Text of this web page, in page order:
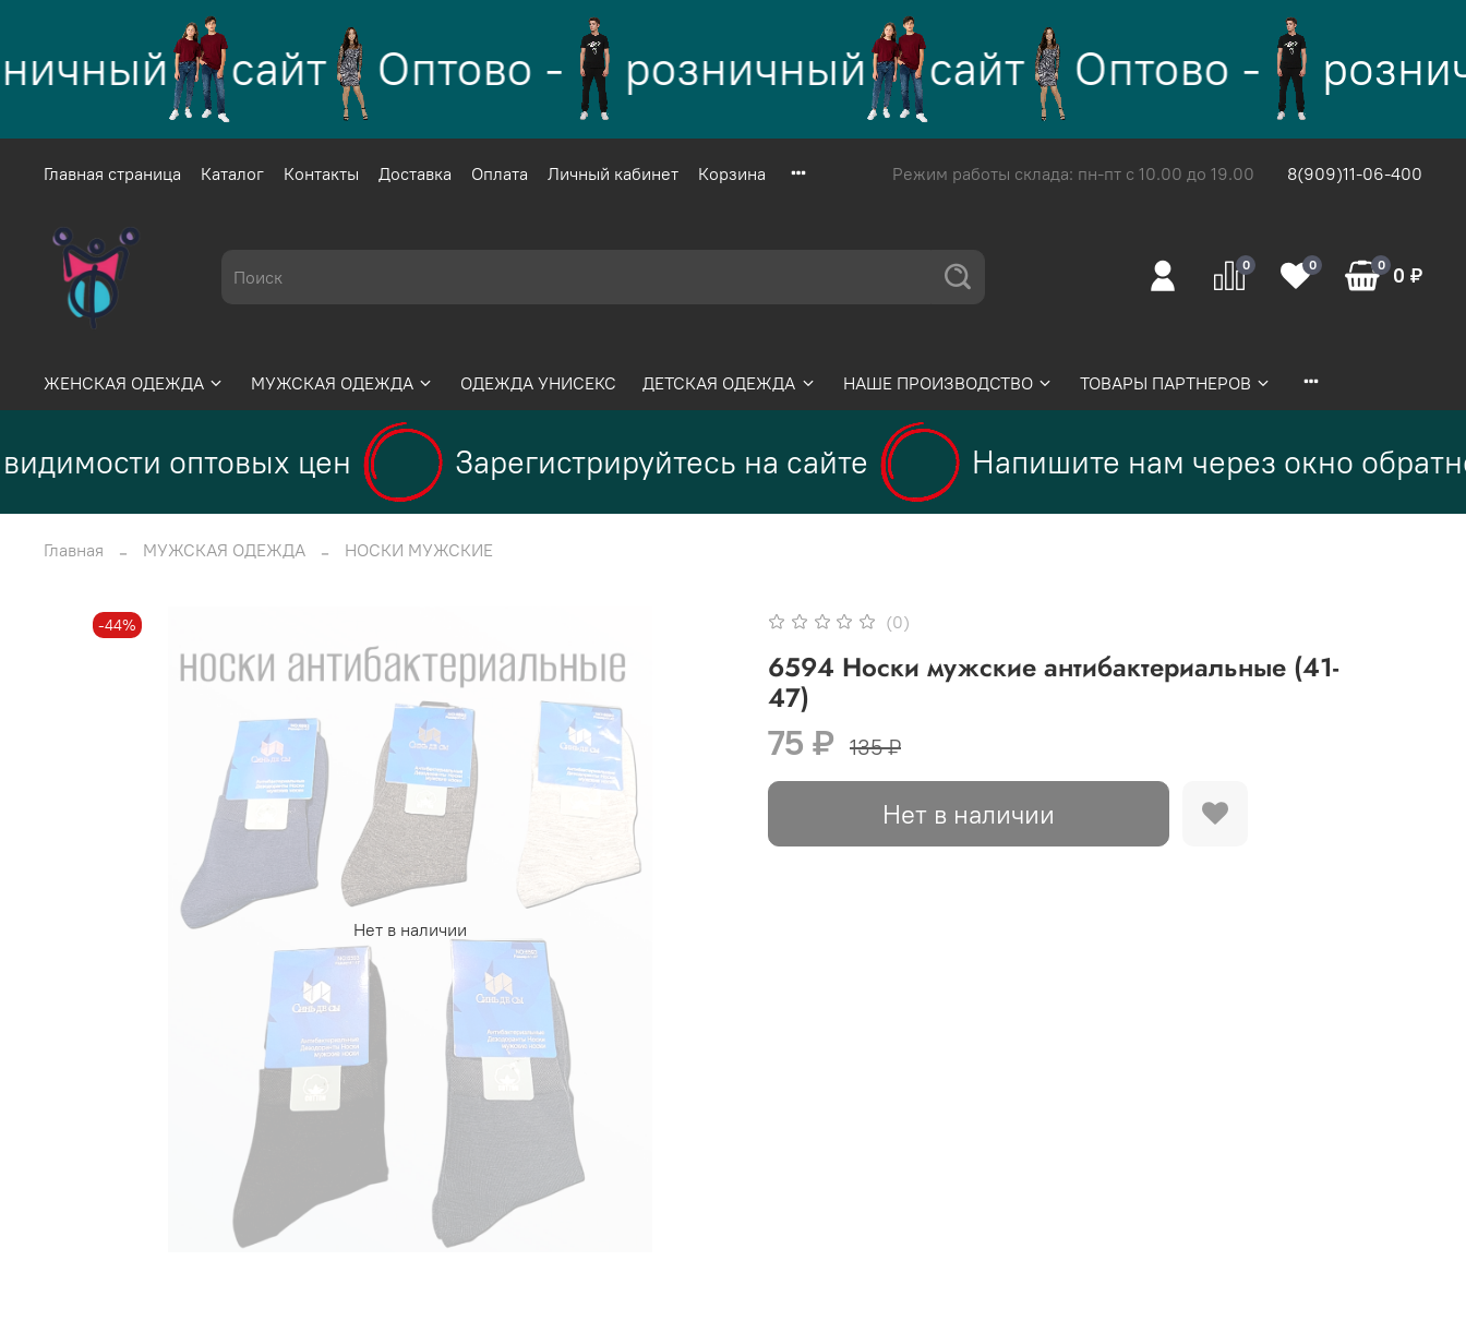
сайт Оптово - розничный сайт Оптово -
Главная страница Каталог Контакты Доставка Оплата Личный кабинет Корзина Режим работы склада: пн-пт с 10.00 до 19.00 8(909)11-06-400
0 0 0 0 ₽
ЖЕНСКАЯ ОДЕЖДА МУЖСКАЯ ОДЕЖДА ОДЕЖДА УНИСЕКС ДЕТСКАЯ ОДЕЖДА НАШЕ ПРОИЗВОДСТВО ТОВАРЫ ПАРТНЕРОВ
оптовых цен Зарегистрируйтесь на сайте Напишите нам через окно
Главная МУЖСКАЯ ОДЕЖДА НОСКИ МУЖСКИЕ
Нет в наличии
-44% (0)
6594 Носки мужские антибактериальные (41-
47)
75 ₽ 135 ₽
Нет в наличии